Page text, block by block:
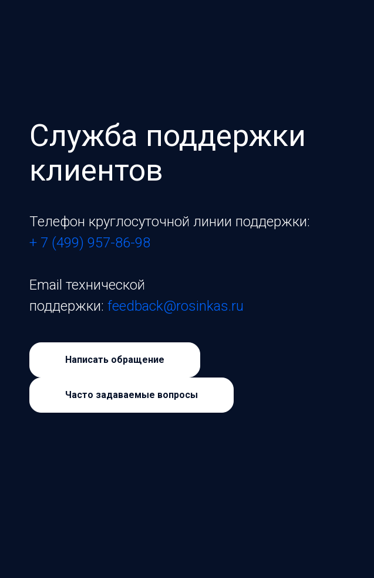
Служба поддержки
клиентов
Телефон круглосуточной линии поддержки:
+ 7 (499) 957-86-98
Email технической
поддержки: feedback@rosinkas.ru
Написать обращение
Часто задаваемые вопросы